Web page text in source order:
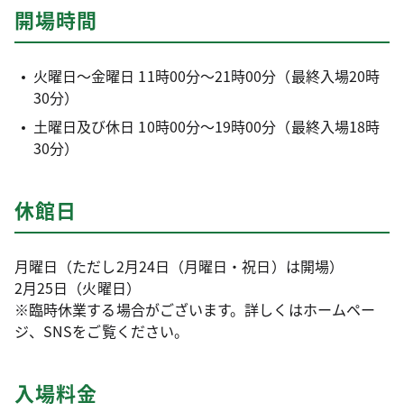
開場時間
火曜日～金曜日 11時00分～21時00分（最終⼊場20時
30分）
土曜日及び休日 10時00分～19時00分（最終⼊場18時
30分）
休館日
⽉曜⽇（ただし2⽉24⽇（月曜日・祝日）は開場）
2⽉25⽇（火曜日）
※臨時休業する場合がございます。詳しくはホームペー
ジ、SNSをご覧ください。
入場料金